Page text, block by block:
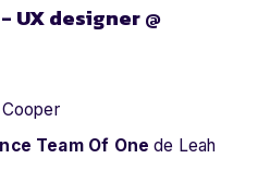
UX designer @
Cooper
Team Of One de Leah